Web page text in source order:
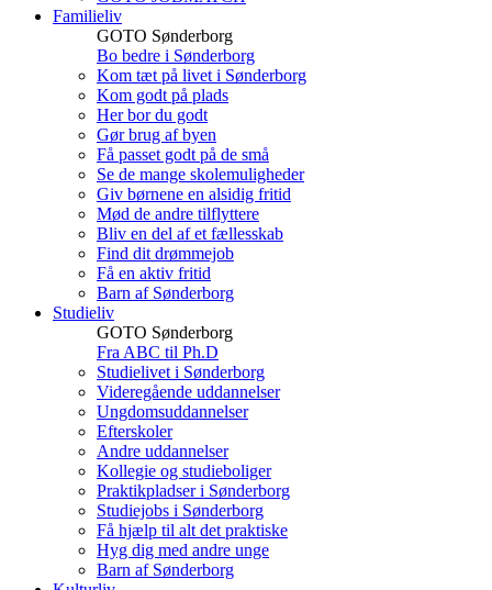
Familieliv
GOTO Sønderborg
Bo bedre i Sønderborg
Kom tæt på livet i Sønderborg
Kom godt på plads
Her bor du godt
Gør brug af byen
Få passet godt på de små
Se de mange skolemuligheder
Giv børnene en alsidig fritid
Mød de andre tilflyttere
Bliv en del af et fællesskab
Find dit drømmejob
Få en aktiv fritid
Barn af Sønderborg
Studieliv
GOTO Sønderborg
Fra ABC til Ph.D
Studielivet i Sønderborg
Videregående uddannelser
Ungdomsuddannelser
Efterskoler
Andre uddannelser
Kollegie og studieboliger
Praktikpladser i Sønderborg
Studiejobs i Sønderborg
Få hjælp til alt det praktiske
Hyg dig med andre unge
Barn af Sønderborg